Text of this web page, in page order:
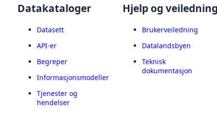
Datakataloger
Datasett
API-er
Begreper
Informasjonsmodeller
Tjenester og
hendelser
Hjelp og
Brukerveiledning
Datalandsbyen
Teknisk
dokumentasjon